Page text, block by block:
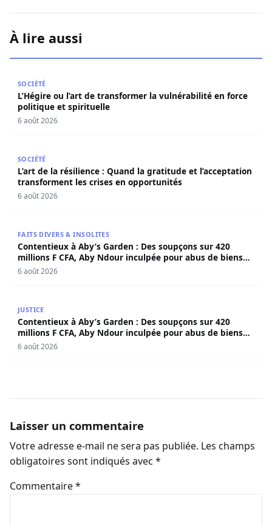
À lire aussi
SOCIÉTÉ
L’Hégire ou l’art de transformer la vulnérabilité en force
politique et spirituelle
6 août 2026
SOCIÉTÉ
L’art de la résilience : Quand la gratitude et l’acceptation
transforment les crises en opportunités
6 août 2026
FAITS DIVERS & INSOLITES
Contentieux à Aby’s Garden : Des soupçons sur 420
millions F CFA, Aby Ndour inculpée pour abus de biens
sociaux
6 août 2026
JUSTICE
Contentieux à Aby’s Garden : Des soupçons sur 420
millions F CFA, Aby Ndour inculpée pour abus de biens
sociaux
6 août 2026
Laisser un commentaire
Votre adresse e-mail ne sera pas publiée. Les champs
obligatoires sont indiqués avec *
Commentaire*